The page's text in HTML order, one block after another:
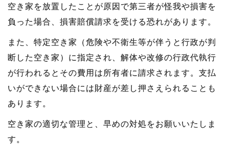
空き家を放置したことが原因で第三者が怪我や損害を
負った場合、損害賠償請求を受ける恐れがあります。
また、特定空き家（危険や不衛生等が伴うと行政が判
断した空き家）に指定され、解体や改修の行政代執行
が行われるとその費用は所有者に請求されます。支払
いができない場合には財産が差し押さえられることも
あります。
空き家の適切な管理と、早めの対処をお願いいたしま
す。